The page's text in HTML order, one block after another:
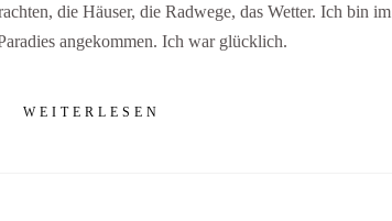
die Häuser, die Radwege, das Wetter. Ich bin im
angekommen. Ich war glücklich.
WEITERLESEN